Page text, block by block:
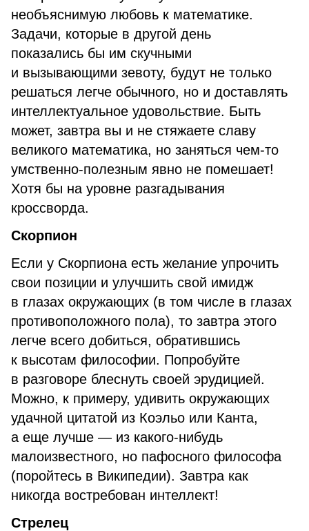
необъяснимую любовь к математике.
Задачи, которые в другой день
показались бы им скучными
и вызывающими зевоту, будут не только
решаться легче обычного, но и доставлять
интеллектуальное удовольствие. Быть
может, завтра вы и не стяжаете славу
великого математика, но заняться чем-то
умственно-полезным явно не помешает!
Хотя бы на уровне разгадывания
кроссворда.
Скорпион
Если у Скорпиона есть желание упрочить
свои позиции и улучшить свой имидж
в глазах окружающих (в том числе в глазах
противоположного пола), то завтра этого
легче всего добиться, обратившись
к высотам философии. Попробуйте
в разговоре блеснуть своей эрудицией.
Можно, к примеру, удивить окружающих
удачной цитатой из Коэльо или Канта,
а еще лучше — из какого-нибудь
малоизвестного, но пафосного философа
(поройтесь в Википедии). Завтра как
никогда востребован интеллект!
Стрелец